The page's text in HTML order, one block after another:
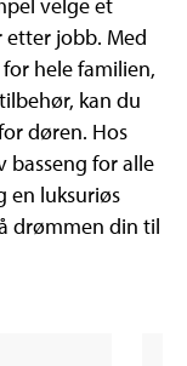
jobb. Med
hele familien,
kan du
døren. Hos
basseng for alle
en luksuriøs
drømmen din til